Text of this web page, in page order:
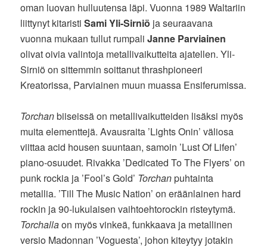
oman luovan hulluutensa läpi. Vuonna 1989 Waltariin
liittynyt kitaristiSami Yli-Sirniö ja seuraavana
vuonna mukaan tullut rumpaliJanne Parviainen
olivat oivia valintoja metallivaikutteita ajatellen. Yli-
Sirniö on sittemmin soittanut thrashpioneeri
Kreatorissa, Parviainen muun muassa Ensiferumissa.
Torchanbiiseissä on metallivaikutteiden lisäksi myös
muita elementtejä. Avausraita ’Lights Onin’ väliosa
viittaa acid housen suuntaan, samoin ’Lust Of Lifen’
piano-osuudet. Rivakka ’Dedicated To The Flyers’ on
punk rockia ja ’Fool’s Gold’ Torchanpuhtainta
metallia. ’Till The Music Nation’ on eräänlainen hard
rockin ja 90-lukulaisen vaihtoehtorockin risteytymä.
Torchallaon myös vinkeä, funkkaava ja metallinen
versio Madonnan ’Voguesta’, johon kiteytyy jotakin